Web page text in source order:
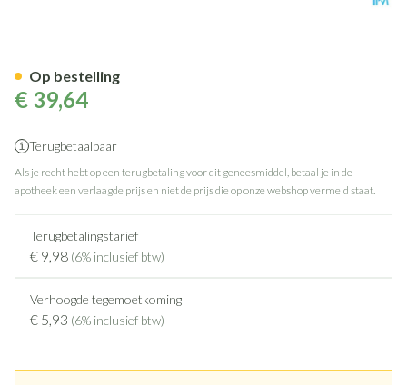
€ 39,64
Terugbetaalbaar
Als je recht hebt op een terugbetaling voor dit geneesmiddel, betaal je in de
apotheek een verlaagde prijs en niet de prijs die op onze webshop vermeld staat.
Terugbetalingstarief
€ 9,98 (6% inclusief btw)
Verhoogde tegemoetkoming
€ 5,93 (6% inclusief btw)
Op bestelling